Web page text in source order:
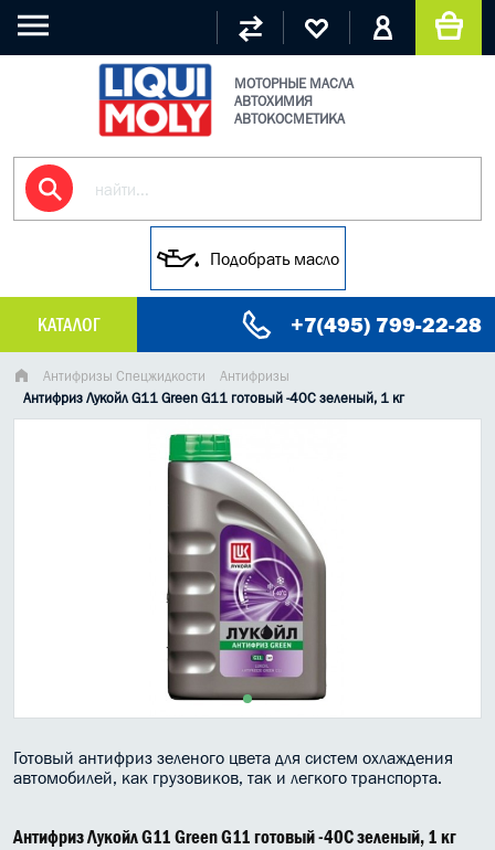
МОТОРНЫЕ МАСЛА
АВТОХИМИЯ
АВТОКОСМЕТИКА
Подобрать масло
КАТАЛОГ +7(495) 799-22-28
МАСЛО МОТОРНОЕ
ГРУЗОВЫЕ МАСЛА
ГИДРАВЛИЧЕСКИЕ МАСЛА
КОНСИСТЕНТНАЯ СМАЗКА
ИНДУСТРИАЛЬНЫЕ МАСЛА
АНТИФРИЗЫ СПЕЦЖИДКОСТИ
ПРИСАДКИ АВТОХИМИЯ
Антифризы Спецжидкости
Антифризы
Антифриз Лукойл G11 Green G11 готовый -40C зеленый, 1 кг
Готовый антифриз зеленого цвета для систем охлаждения
автомобилей, как грузовиков, так и легкого транспорта.
Антифриз Лукойл G11 Green G11 готовый -40C зеленый, 1 кг